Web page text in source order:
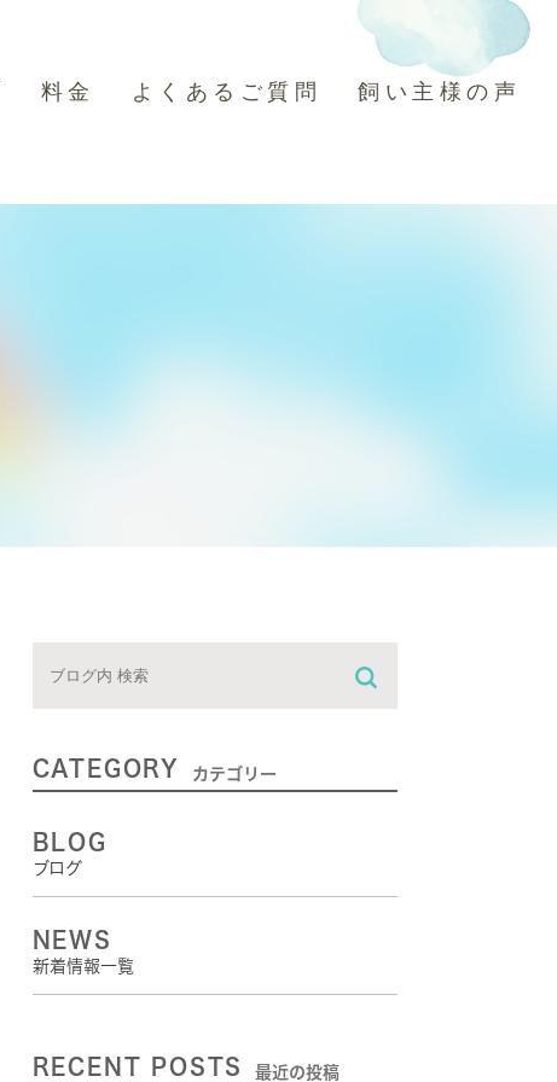
料金 よくあるご質問 飼い主様の声
CATEGORY カテゴリー
BLOG
ブログ
NEWS
新着情報一覧
RECENT POSTS 最近の投稿